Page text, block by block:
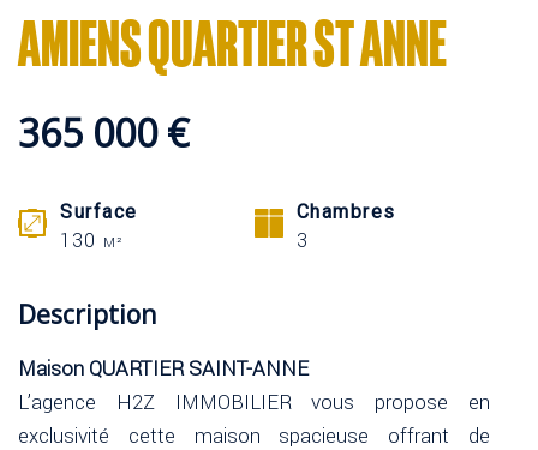
AMIENS QUARTIER ST ANNE
365 000 €
Surface
130 M²
Chambres
3
Description
Maison QUARTIER SAINT-ANNE
L’agence H2Z IMMOBILIER vous propose en
exclusivité cette maison spacieuse offrant de